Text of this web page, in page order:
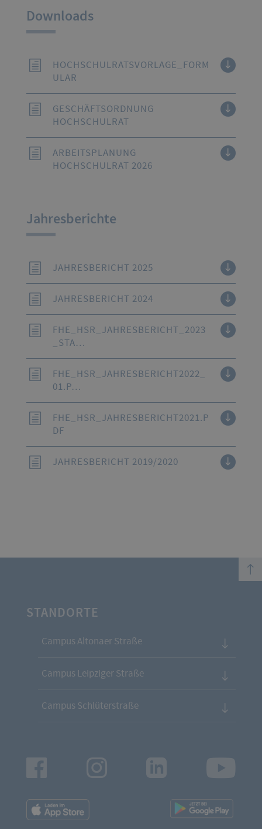
Downloads
HOCHSCHULRATSVORLAGE_FORM
ULAR
GESCHÄFTSORDNUNG
HOCHSCHULRAT
ARBEITSPLANUNG
HOCHSCHULRAT 2026
Jahresberichte
JAHRESBERICHT 2025
JAHRESBERICHT 2024
FHE_HSR_JAHRESBERICHT_2023
_STA…
FHE_HSR_JAHRESBERICHT2022_
01.P…
FHE_HSR_JAHRESBERICHT2021.P
DF
JAHRESBERICHT 2019/2020
top
STANDORTE
Campus Altonaer Straße
Campus Leipziger Straße
Campus Schlüterstraße
Instagram LinkedIn